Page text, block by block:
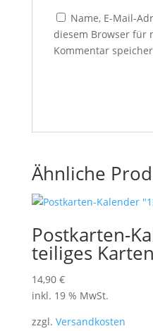
Name, E-Mail-
diesem Browser für
Kommentar
Ähnliche
Postkarten-
teiliges
14,90 €
inkl. 19 % MwSt.
zzgl. Versandkosten